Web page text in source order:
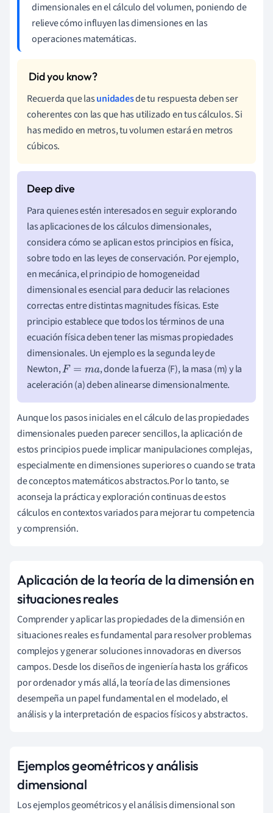
dimensionales en el cálculo del volumen, poniendo de
relieve cómo influyen las dimensiones en las
operaciones matemáticas.
Recuerda que lasunidadesde tu respuesta deben ser
coherentes con las que has utilizado en tus cálculos. Si
has medido en metros, tu volumen estará en metros
cúbicos.
Para quienes estén interesados en seguir explorando
las aplicaciones de los cálculos dimensionales,
considera cómo se aplican estos principios en física,
sobre todo en las leyes de conservación. Por ejemplo,
en mecánica, el principio de homogeneidad
dimensional es esencial para deducir las relaciones
correctas entre distintas magnitudes físicas. Este
principio establece que todos los términos de una
ecuación física deben tener las mismas propiedades
dimensionales. Un ejemplo es la segunda ley de
Newton,F= ma
, donde la fuerza (F), la masa (m) y la
aceleración (a) deben alinearse dimensionalmente.
Aunque los pasos iniciales en el cálculo de las propiedades
dimensionales pueden parecer sencillos, la aplicación de
estos principios puede implicar manipulaciones complejas,
especialmente en dimensiones superiores o cuando se trata
de conceptos matemáticos abstractos.Por lo tanto, se
aconseja la práctica y exploración continuas de estos
cálculos en contextos variados para mejorar tu competencia
y comprensión.
Aplicación de la teoría de la dimensión en
situaciones reales
Comprender y aplicar las propiedades de la dimensión en
situaciones reales es fundamental para resolver problemas
complejos y generar soluciones innovadoras en diversos
campos. Desde los diseños de ingeniería hasta los gráficos
por ordenador y más allá, la teoría de las dimensiones
desempeña un papel fundamental en el modelado, el
análisis y la interpretación de espacios físicos y abstractos.
Ejemplos geométricos y análisis
dimensional
Los ejemplos geométricos y el análisis dimensional son